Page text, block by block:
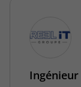
Ingénieur